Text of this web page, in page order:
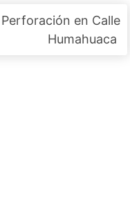
en Calle
Humahuaca